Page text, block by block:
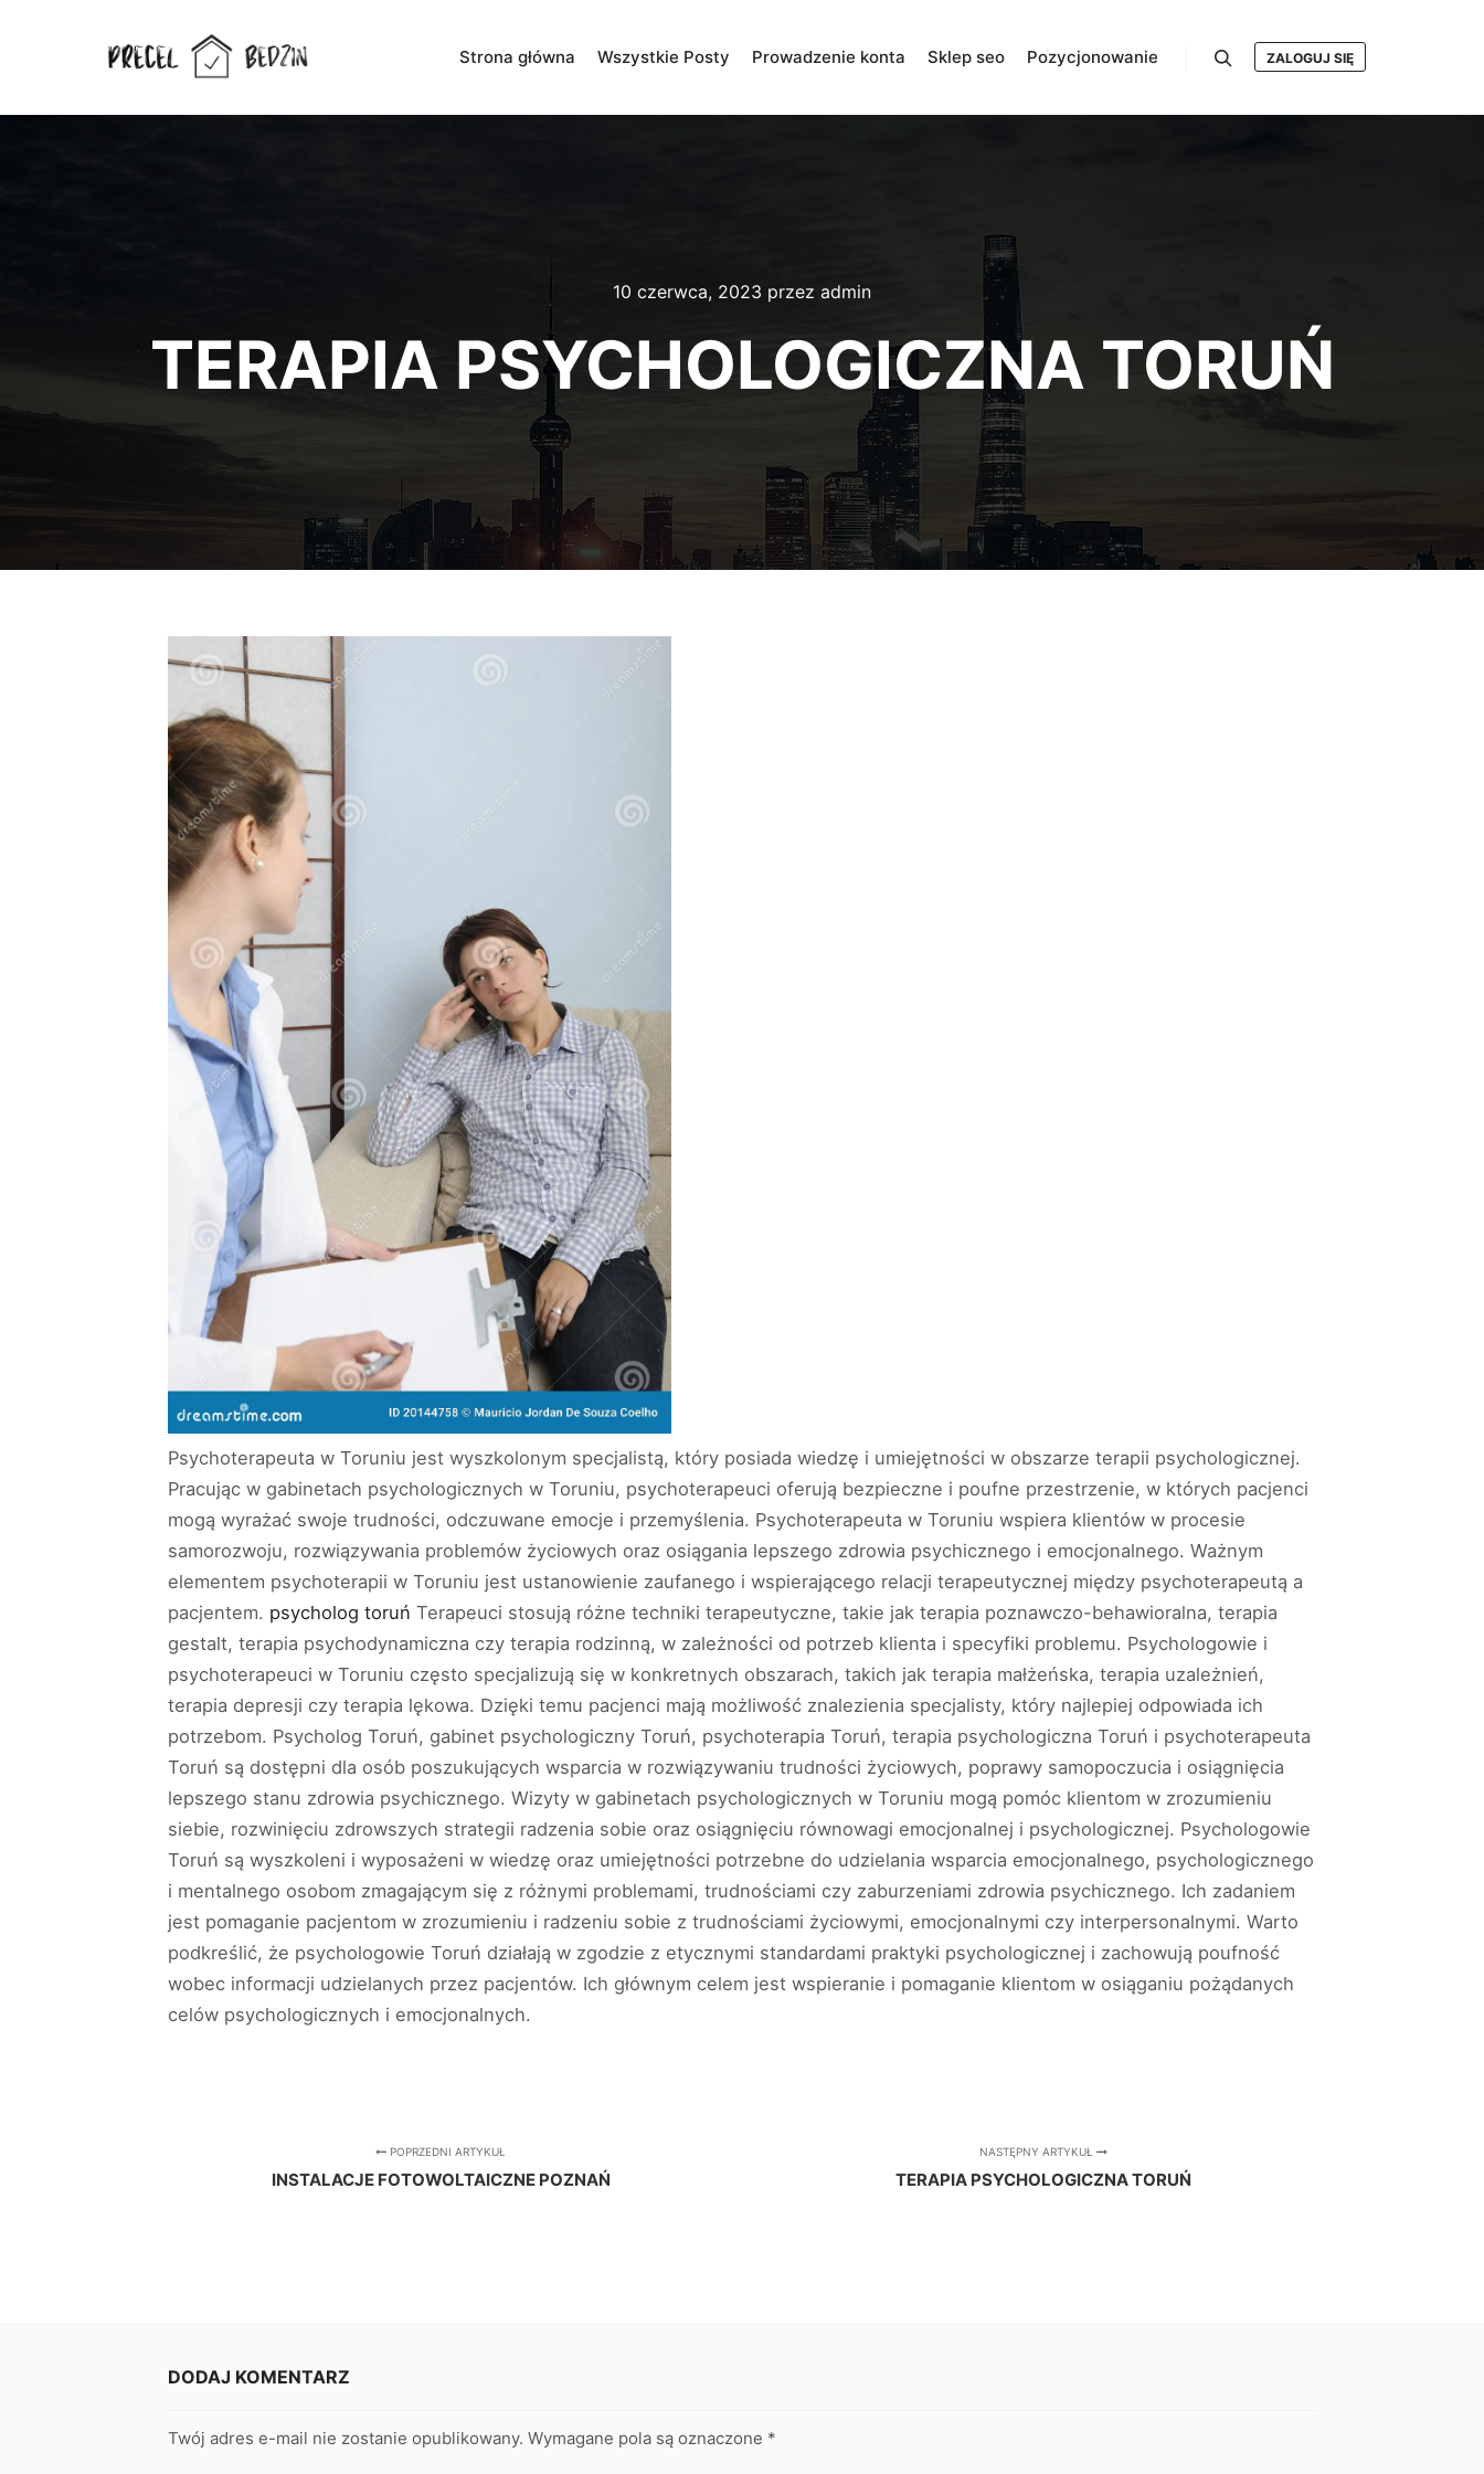
Strona główna Wszystkie Posty Prowadzenie konta Sklep seo Pozycjonowanie ZALOGUJ SIĘ
10 czerwca, 2023 przez admin
TERAPIA PSYCHOLOGICZNA TORUŃ
Psychoterapeuta w Toruniu jest wyszkolonym specjalistą, który posiada wiedzę i umiejętności w obszarze terapii psychologicznej.
Pracując w gabinetach psychologicznych w Toruniu, psychoterapeuci oferują bezpieczne i poufne przestrzenie, w których pacjenci
mogą wyrażać swoje trudności, odczuwane emocje i przemyślenia. Psychoterapeuta w Toruniu wspiera klientów w procesie
samorozwoju, rozwiązywania problemów życiowych oraz osiągania lepszego zdrowia psychicznego i emocjonalnego. Ważnym
elementem psychoterapii w Toruniu jest ustanowienie zaufanego i wspierającego relacji terapeutycznej między psychoterapeutą a
pacjentem. psycholog toruń Terapeuci stosują różne techniki terapeutyczne, takie jak terapia poznawczo-behawioralna, terapia
gestalt, terapia psychodynamiczna czy terapia rodzinną, w zależności od potrzeb klienta i specyfiki problemu. Psychologowie i
psychoterapeuci w Toruniu często specjalizują się w konkretnych obszarach, takich jak terapia małżeńska, terapia uzależnień,
terapia depresji czy terapia lękowa. Dzięki temu pacjenci mają możliwość znalezienia specjalisty, który najlepiej odpowiada ich
potrzebom. Psycholog Toruń, gabinet psychologiczny Toruń, psychoterapia Toruń, terapia psychologiczna Toruń i psychoterapeuta
Toruń są dostępni dla osób poszukujących wsparcia w rozwiązywaniu trudności życiowych, poprawy samopoczucia i osiągnięcia
lepszego stanu zdrowia psychicznego. Wizyty w gabinetach psychologicznych w Toruniu mogą pomóc klientom w zrozumieniu
siebie, rozwinięciu zdrowszych strategii radzenia sobie oraz osiągnięciu równowagi emocjonalnej i psychologicznej. Psychologowie
Toruń są wyszkoleni i wyposażeni w wiedzę oraz umiejętności potrzebne do udzielania wsparcia emocjonalnego, psychologicznego
i mentalnego osobom zmagającym się z różnymi problemami, trudnościami czy zaburzeniami zdrowia psychicznego. Ich zadaniem
jest pomaganie pacjentom w zrozumieniu i radzeniu sobie z trudnościami życiowymi, emocjonalnymi czy interpersonalnymi. Warto
podkreślić, że psychologowie Toruń działają w zgodzie z etycznymi standardami praktyki psychologicznej i zachowują poufność
wobec informacji udzielanych przez pacjentów. Ich głównym celem jest wspieranie i pomaganie klientom w osiąganiu pożądanych
celów psychologicznych i emocjonalnych.
POPRZEDNI ARTYKUŁ
INSTALACJE FOTOWOLTAICZNE POZNAŃ
NASTĘPNY ARTYKUŁ
TERAPIA PSYCHOLOGICZNA TORUŃ
DODAJ KOMENTARZ
Twój adres e-mail nie zostanie opublikowany. Wymagane pola są oznaczone *